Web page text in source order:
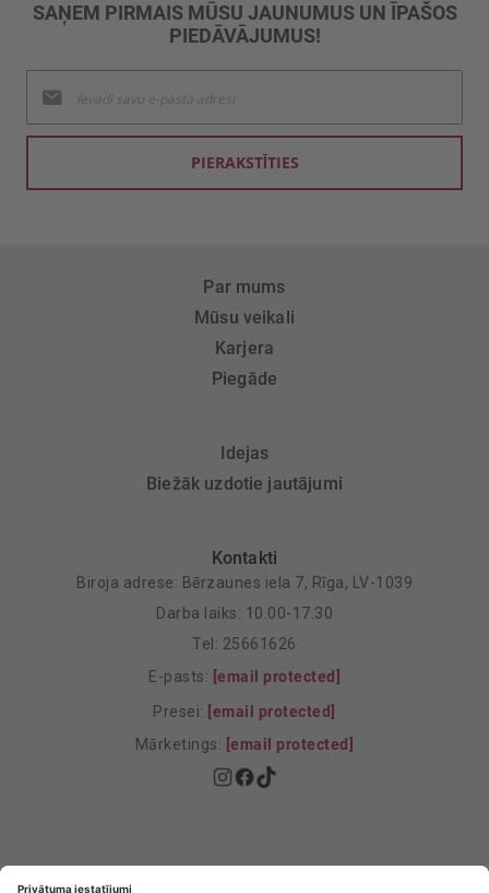
SAŅEM PIRMAIS MŪSU JAUNUMUS UN ĪPAŠOS
PIEDĀVĀJUMUS!
jaunumu
saņemšanai:
PIERAKSTĪTIES
Par mums
Mūsu veikali
Karjera
Piegāde
Idejas
Biežāk uzdotie jautājumi
Kontakti
Biroja adrese: Bērzaunes iela 7, Rīga, LV-1039
Darba laiks: 10.00-17.30
Tel: 25661626
E-pasts: [email protected]
Presei: [email protected]
Mārketings: [email protected]